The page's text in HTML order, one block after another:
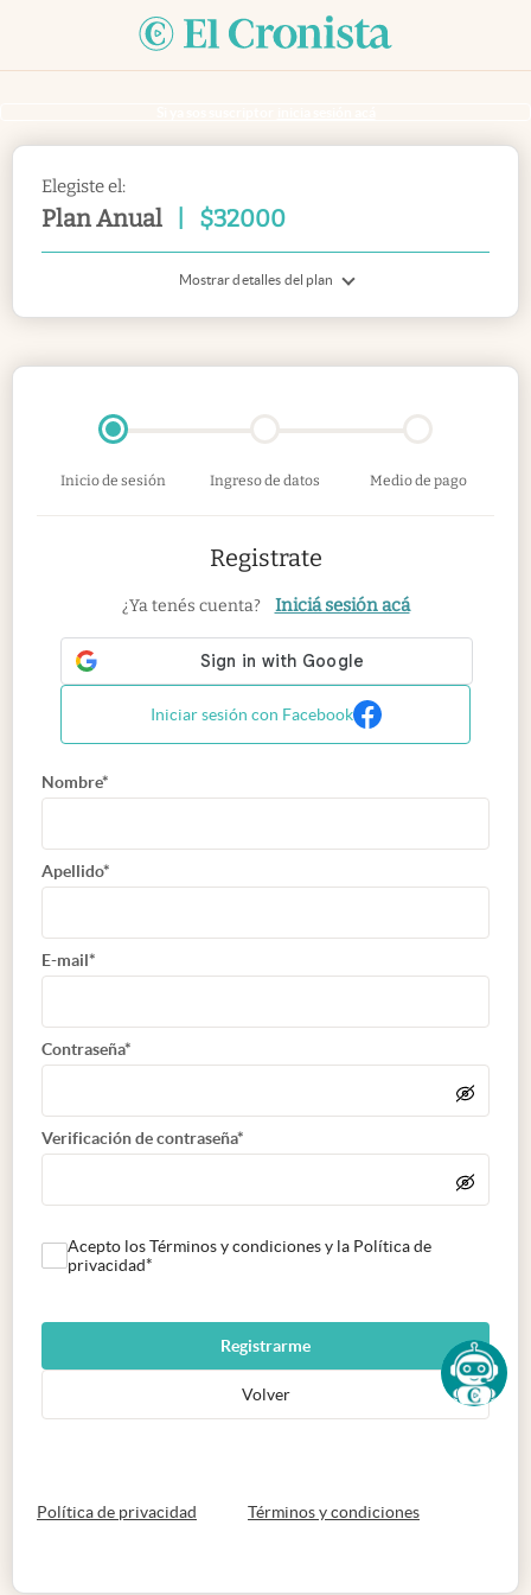
Elegiste el:
Plan Anual $32000
Mostrar detalles del plan
Inicio de sesión Ingreso de datos Medio de pago
Registrate
¿Ya tenés cuenta? Iniciá sesión acá
Iniciar sesión con Facebook
Nombre*
Apellido*
E-mail*
Contraseña*
Verificación de contraseña*
Acepto los Términos y condiciones y la Política de
privacidad*
Registrarme
Volver
Política de privacidad abre en nueva pestaña
Términos y condicionesabre en nueva